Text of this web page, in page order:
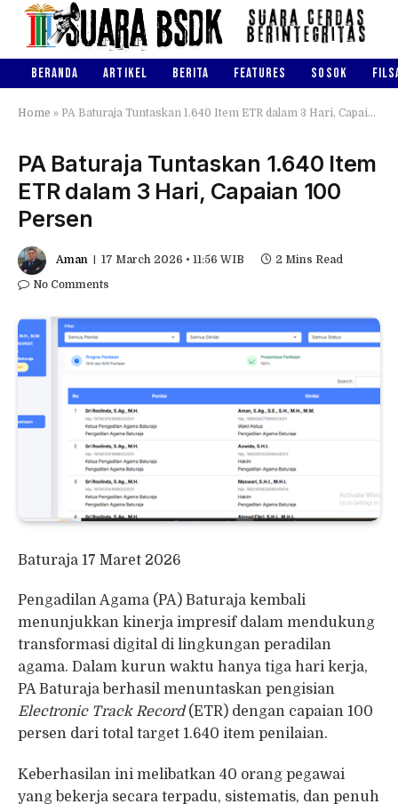
BERANDA ARTIKEL BERITA FEATURES SOSOK
Home » PA Baturaja Tuntaskan 1.640 Item ETR dalam 3 Hari, Capaian 100 Persen
PA Baturaja Tuntaskan 1.640 Item
ETR dalam 3 Hari, Capaian 100
Persen
Aman 17 March 2026 • 11:56 WIB
2 Mins Read
No Comments
Baturaja 17 Maret 2026
Pengadilan Agama (PA) Baturaja kembali
menunjukkan kinerja impresif dalam mendukung
transformasi digital di lingkungan peradilan
agama. Dalam kurun waktu hanya tiga hari kerja,
PA Baturaja berhasil menuntaskan pengisian
Electronic Track Record(ETR) dengan capaian 100
persen dari total target 1.640 item penilaian.
Keberhasilan ini melibatkan 40 orang pegawai
yang bekerja secara terpadu, sistematis, dan penuh